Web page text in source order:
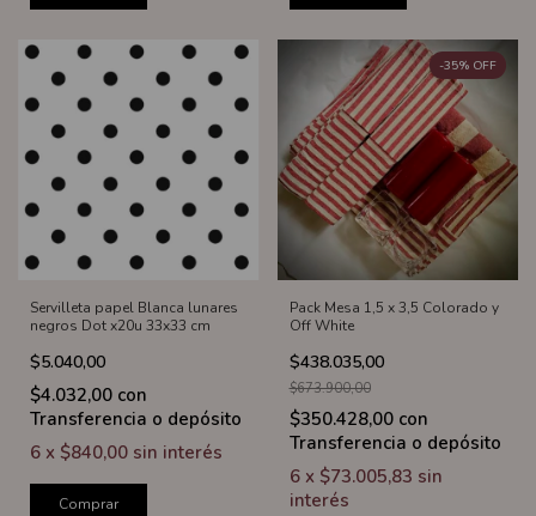
Servilleta papel Blanca lunares
negros Dot x20u 33x33 cm
$5.040,00
$4.032,00 con
Transferencia o depósito
6 x $840,00 sin interés
Comprar
Pack Mesa 1,5 x 3,5 Colorado y
Off White
$438.035,00
-35% OFF
$673.900,00
$350.428,00 con
Transferencia o depósito
6 x $73.005,83 sin
interés